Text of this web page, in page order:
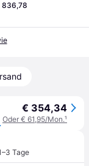
836,78
Green
€ 354,34
Oder € 61,95/Mon.¹
Tage